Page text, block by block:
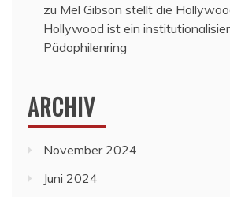
zu Mel Gibson stellt die
Hollywood ist ein
Pädophilenring
ARCHIV
November 2024
Juni 2024